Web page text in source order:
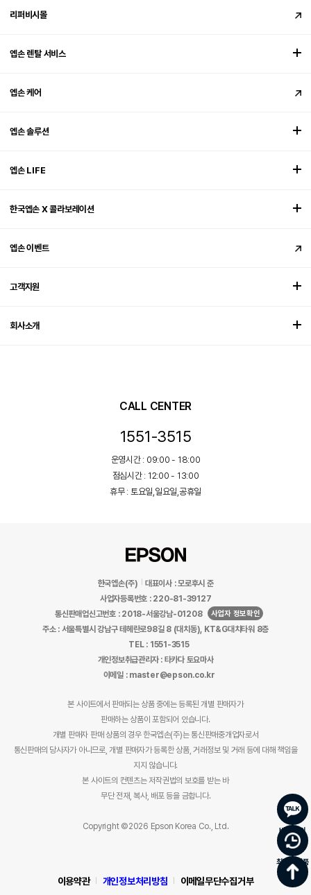
리퍼비시몰
엡손 렌탈 서비스
엡손 케어
엡손 솔루션
엡손 LIFE
한국엡손 X 콜라보레이션
엡손 이벤트
고객지원
회사소개
CALL CENTER
1551-3515
운영시간 : 09:00 - 18:00
점심시간 : 12:00 - 13:00
휴무 : 토요일,일요일,공휴일
한국엡손(주)
대표이사 : 모로후시 준
사업자등록번호 : 220-81-39127
통신판매업신고번호 : 2018-서울강남-01208
사업자 정보확인
주소 : 서울특별시 강남구 테헤란로98길 8 (대치동), KT&G대치타워 8층
TEL : 1551-3515
개인정보취급관리자 : 타카다 토요마사
이메일 : master@epson.co.kr
본 사이트에서 판매되는 상품 중에는 등록된 개별 판매자가
판매하는 상품이 포함되어 있습니다.
개별 판매자 판매 상품의 경우 한국엡손(주)는 통신판매중개업자로서
통신판매의 당사자가 아니므로, 개별 판매자가 등록한 상품, 거래정보 및 거래 등에 대해 책임을
지지 않습니다.
본 사이트의 컨텐츠는 저작권법의 보호를 받는 바
무단 전재, 복사, 배포 등을 금합니다.
Copyright ©2026 Epson Korea Co., Ltd.
이용약관 개인정보처리방침 이메일무단수집거부
바로문의
최근 본 상품